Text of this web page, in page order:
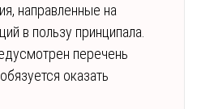
направленные на
в пользу принципала.
перечень
оказать